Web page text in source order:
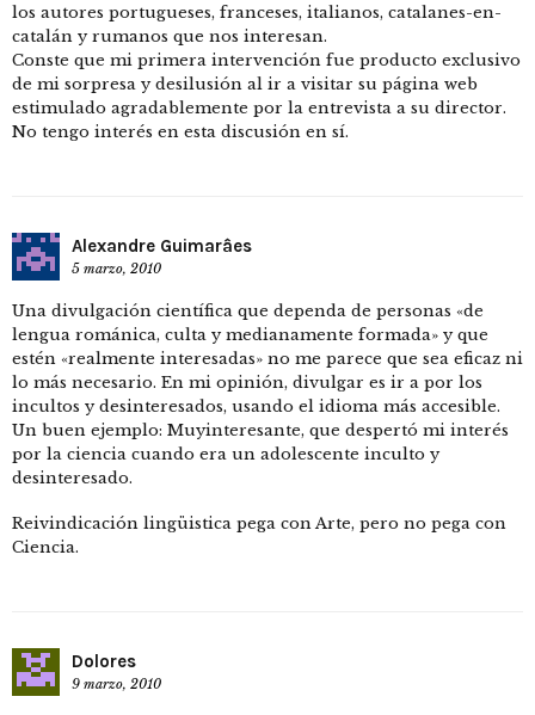
los autores portugueses, franceses, italianos, catalanes-en-
catalán y rumanos que nos interesan.
Conste que mi primera intervención fue producto exclusivo
de mi sorpresa y desilusión al ir a visitar su página web
estimulado agradablemente por la entrevista a su director.
No tengo interés en esta discusión en sí.
Alexandre Guimarâes
5 marzo, 2010
Una divulgación científica que dependa de personas «de
lengua románica, culta y medianamente formada» y que
estén «realmente interesadas» no me parece que sea eficaz ni
lo más necesario. En mi opinión, divulgar es ir a por los
incultos y desinteresados, usando el idioma más accesible.
Un buen ejemplo: Muyinteresante, que despertó mi interés
por la ciencia cuando era un adolescente inculto y
desinteresado.
Reivindicación lingüistica pega con Arte, pero no pega con
Ciencia.
Dolores
9 marzo, 2010